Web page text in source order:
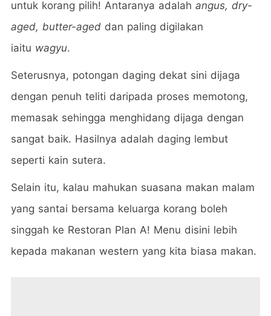
untuk korang pilih! Antaranya adalah angus, dry-
aged, butter-aged dan paling digilakan
iaitu wagyu.
Seterusnya, potongan daging dekat sini dijaga
dengan penuh teliti daripada proses memotong,
memasak sehingga menghidang dijaga dengan
sangat baik. Hasilnya adalah daging lembut
seperti kain sutera.
Selain itu, kalau mahukan suasana makan malam
yang santai bersama keluarga korang boleh
singgah ke Restoran Plan A! Menu disini lebih
kepada makanan western yang kita biasa makan.